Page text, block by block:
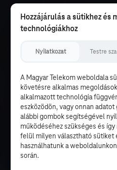
Hozzájárulás a sütikhez és
technológiákhoz
Nyilatkozat Testre
A Magyar Telekom weboldala
követésre alkalmas
alkalmazott technológia
eszközödön, vagy onnan
alábbi gombok segítségével
működéséhez szükséges és
felül milyen választható sütiket
használhatunk a
során.